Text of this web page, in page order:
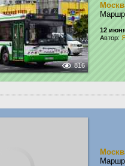
816
12
Автор: